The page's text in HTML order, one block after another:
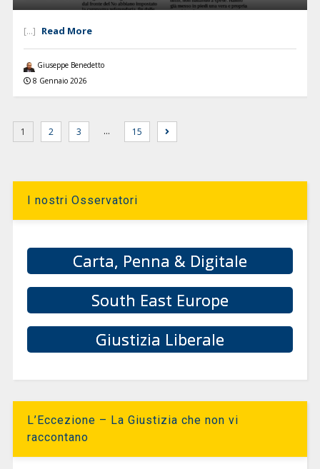
[...] Read More
Giuseppe Benedetto
8 Gennaio 2026
1 2 3 … 15
I nostri Osservatori
Carta, Penna & Digitale
South East Europe
Giustizia Liberale
L’Eccezione – La Giustizia che non vi
raccontano